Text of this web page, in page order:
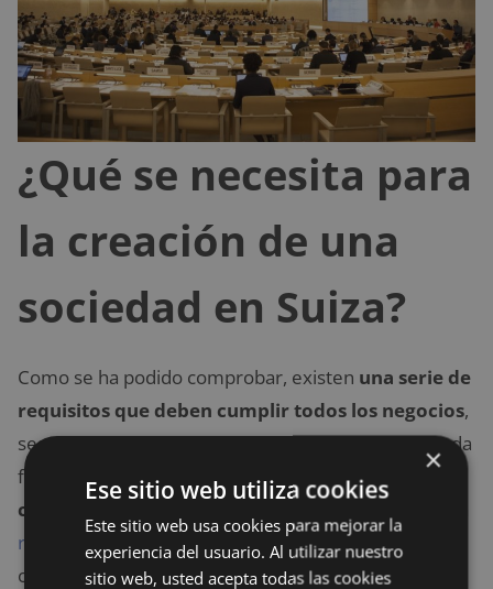
¿Qué se necesita para
la creación de una
sociedad en Suiza?
Como se ha podido comprobar, existen una serie de
requisitos que deben cumplir todos los negocios,
sean de la forma jurídica que sean. No obstante, cada
forma jurídica responde a unas
obligaciones
concretas
representante fiscal en Suiza
. Este profesional se
ocupa dellevar al día las declaraciones fiscales,
×
Ese sitio web utiliza cookies
Este sitio web usa cookies para mejorar la
experiencia del usuario. Al utilizar nuestro
sitio web, usted acepta todas las cookies